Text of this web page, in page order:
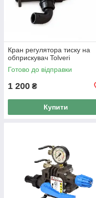
Кран регулятора тиску на
обприскувач Tolveri
Готово до відправки
1 200 ₴
Купити